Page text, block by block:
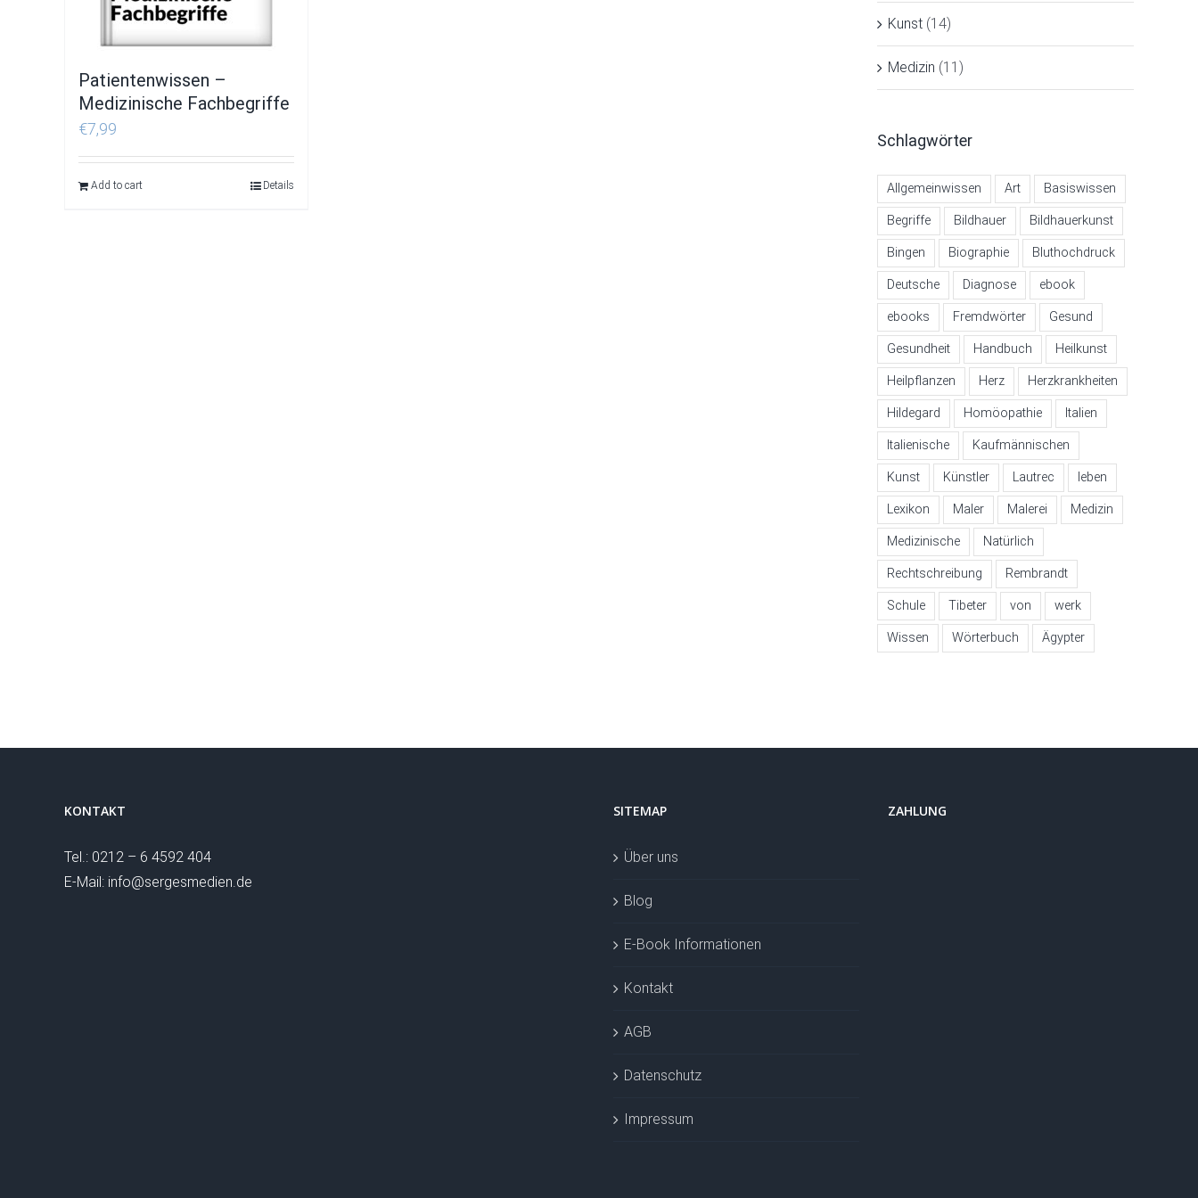
Patientenwissen –
Medizinische Fachbegriffe
€7,99
Add to cart Details
Kunst (14)
Medizin (11)
Schlagwörter
Allgemeinwissen Art Basiswissen
Begriffe Bildhauer Bildhauerkunst
Bingen Biographie Bluthochdruck
Deutsche Diagnose ebook
ebooks Fremdwörter Gesund
Gesundheit Handbuch Heilkunst
Heilpflanzen Herz Herzkrankheiten
Hildegard Homöopathie Italien
Italienische Kaufmännischen
Kunst Künstler Lautrec leben
Lexikon Maler Malerei Medizin
Medizinische Natürlich
Rechtschreibung Rembrandt
Schule Tibeter von werk
Wissen Wörterbuch Ägypter
KONTAKT
Tel.: 0212 – 6 4592 404
E-Mail: info@sergesmedien.de
SITEMAP
Über uns
Blog
E-Book Informationen
Kontakt
AGB
Datenschutz
Impressum
ZAHLUNG